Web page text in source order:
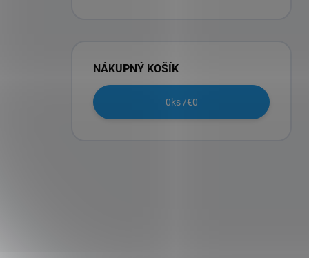
NÁKUPNÝ KOŠÍK
0ks /€0